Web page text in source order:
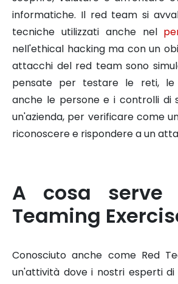
informatiche. Il red team si
tecniche utilizzati anche nel
nell'ethical hacking ma con un
attacchi del red team sono
pensate per testare le reti, le
anche le persone e i controlli di
un'azienda, per verificare come
riconoscere e rispondere a un
A cosa serve
Teaming
Conosciuto anche come Red
un'attività dove i nostri esperti